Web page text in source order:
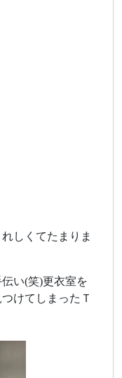
しくてたまりま
い(笑)更衣室を
けてしまったＴ